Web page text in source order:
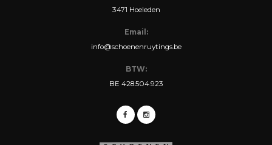
3471 Hoeleden
Email:
info@schoenenruytings.be
BTW:
BE 428.504.923